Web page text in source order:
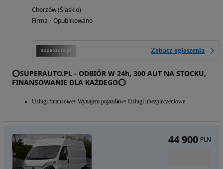
Chorzów (Śląskie)
Firma • Opublikowano
Zobacz ogłoszenia
⭕SUPERAUTO.PL - ODBIÓR W 24h, 300 AUT NA STOCKU,
FINANSOWANIE DLA KAŻDEGO⭕
Usługi finansowe Wynajem pojazdów Usługi ubezpieczeniowe
44 900 PLN